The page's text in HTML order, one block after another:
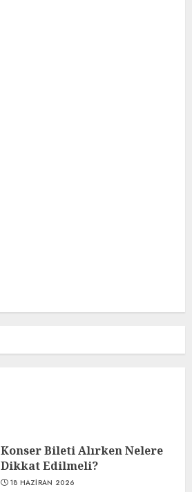
Konser Bileti Alırken Nelere
Dikkat Edilmeli?
18 HAZIRAN 2026